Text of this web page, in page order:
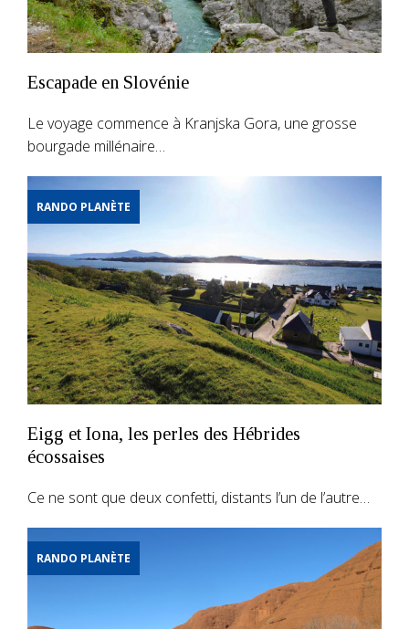
Escapade en Slovénie
Le voyage commence à Kranjska Gora, une grosse
bourgade millénaire…
RANDO PLANÈTE
Eigg et Iona, les perles des Hébrides
écossaises
Ce ne sont que deux confetti, distants l’un de l’autre…
RANDO PLANÈTE